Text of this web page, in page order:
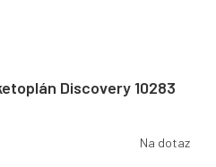
Discovery 10283
Na dotaz